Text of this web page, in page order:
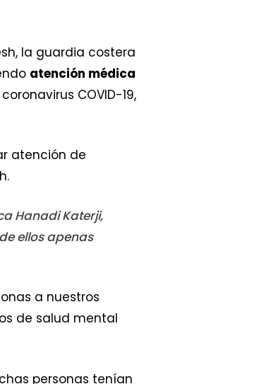
la guardia costera
atención médica
COVID-19,
atención de
Hanadi Katerji,
ellos apenas
a nuestros
de salud mental
personas tenían